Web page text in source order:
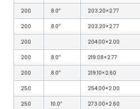
200 8.0″ 203.20×2.77
200
8.0″ 203.20×2.77
200
204.00×2.00
200
8.0″ 219.08×2.77
200
8.0″ 219.10×2.60
250
254.00×2.00
250
10.0″ 273.00×2.60